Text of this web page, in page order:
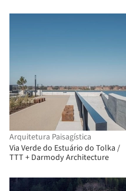
Arquitetura Paisagística
Via Verde do Estuário do Tolka /
TTT + Darmody Architecture